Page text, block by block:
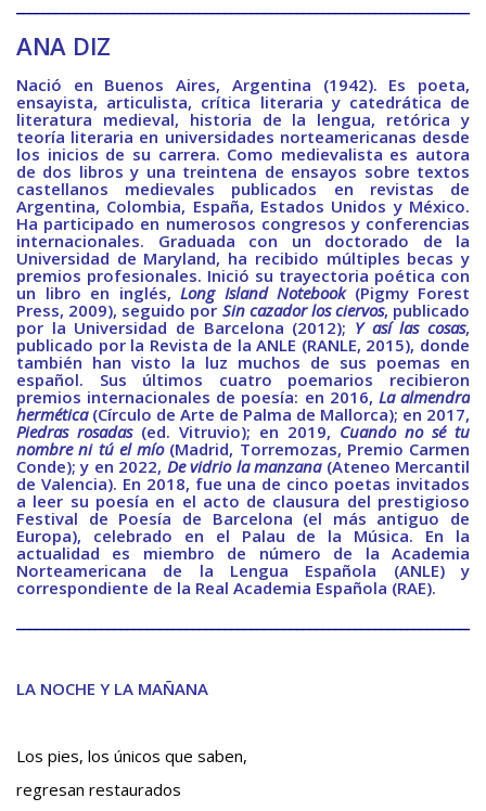
BAQUIANA – Año XXVII / Nº 137 – 138 / Enero – Junio 2026
(Poesía IV)
BAQUIANA – Año XXVII / Nº 137 – 138 / Enero – Junio 2026
(Poesía V)
BAQUIANA – Año XXVII / Nº 137 – 138 / Enero – Junio 2026
(Poesía VI)
Narrativa
BAQUIANA – Año XXVII / Nº 137 – 138 / Enero – Junio 2026
(Narrativa)
Cuento
BAQUIANA – Año XXVII / Nº 137 – 138 / Enero – Junio 2026
(Cuento I)
BAQUIANA – Año XXVII / Nº 137 – 138 / Enero – Junio 2026
(Cuento II)
BAQUIANA – Año XXVII / Nº 137 – 138 / Enero – Junio 2026
(Cuento III)
Reseña
BAQUIANA – Año XXVII / Nº 137 – 138 / Enero – Junio 2026
BAQUIANA – Año XXVII / Nº 137 – 138 / Enero – Junio 2026
ANA DIZ
Nació en Buenos Aires, Argentina (1942). Es poeta,
ensayista, articulista, crítica literaria y catedrática de
literatura medieval, historia de la lengua, retórica y
teoría literaria en universidades norteamericanas desde
los inicios de su carrera. Como medievalista es autora
de dos libros y una treintena de ensayos sobre textos
castellanos medievales publicados en revistas de
Argentina, Colombia, España, Estados Unidos y México.
Ha participado en numerosos congresos y conferencias
internacionales. Graduada con un doctorado de la
Universidad de Maryland, ha recibido múltiples becas y
premios profesionales. Inició su trayectoria poética con
un libro en inglés, Long Island Notebook(Pigmy Forest
Press, 2009), seguido por Sin cazador los ciervos, publicado
por la Universidad de Barcelona (2012); Y así las cosas,
publicado por la Revista de la ANLE (RANLE, 2015), donde
también han visto la luz muchos de sus poemas en
español. Sus últimos cuatro poemarios recibieron
premios internacionales de poesía: en 2016, La almendra
hermética(Círculo de Arte de Palma de Mallorca); en 2017,
Piedras rosadas(ed. Vitruvio); en 2019, Cuando no sé tu
nombre ni tú el mío(Madrid, Torremozas, Premio Carmen
Conde); y en 2022, De vidrio la manzana(Ateneo Mercantil
de Valencia). En 2018, fue una de cinco poetas invitados
a leer su poesía en el acto de clausura del prestigioso
Festival de Poesía de Barcelona (el más antiguo de
Europa), celebrado en el Palau de la Música. En la
actualidad es miembro de número de la Academia
Norteamericana de la Lengua Española (ANLE) y
correspondiente de la Real Academia Española (RAE).
LA NOCHE Y LA MAÑANA
Los pies, los únicos que saben,
regresan restaurados